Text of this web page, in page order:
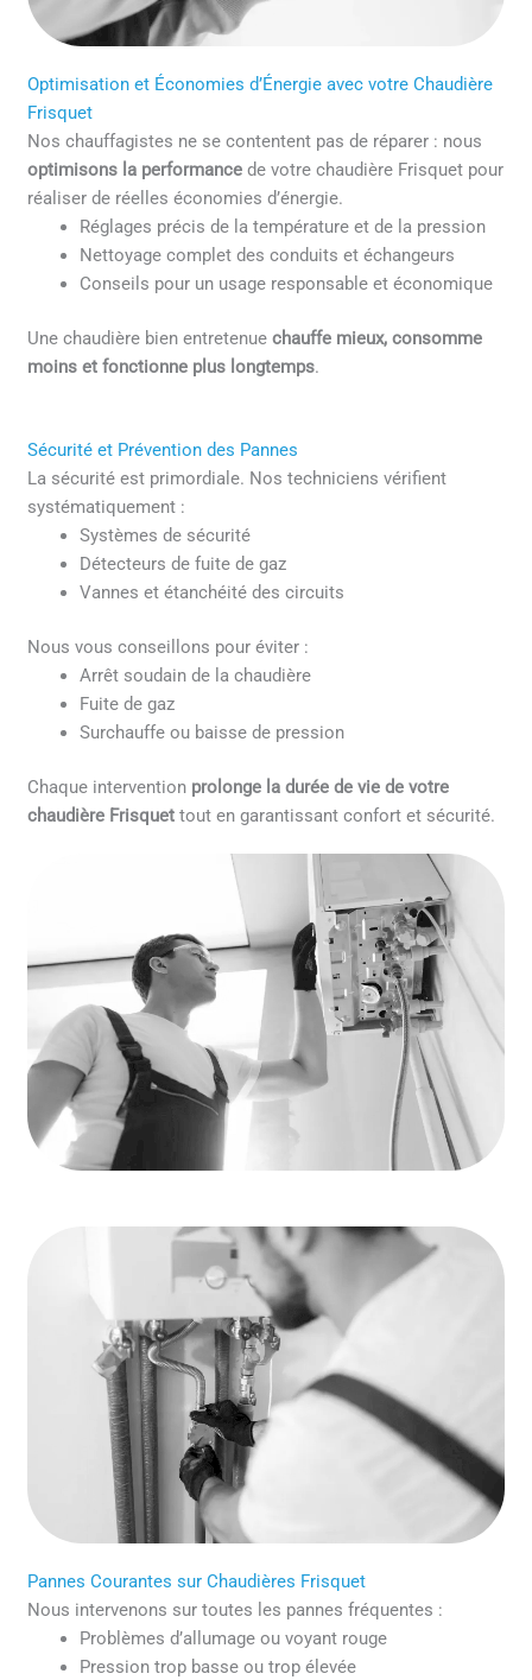
Optimisation et Économies d’Énergie avec votre Chaudière
Frisquet
Nos chauffagistes ne se contentent pas de réparer : nous
optimisons la performance de votre chaudière Frisquet pour
réaliser de réelles économies d’énergie.
Réglages précis de la température et de la pression
Nettoyage complet des conduits et échangeurs
Conseils pour un usage responsable et économique
Une chaudière bien entretenuechauffe mieux, consomme
moins et fonctionne plus longtemps.
Sécurité et Prévention des Pannes
La sécurité est primordiale. Nos techniciens vérifient
systématiquement :
Systèmes de sécurité
Détecteurs de fuite de gaz
Vannes et étanchéité des circuits
Nous vous conseillons pour éviter :
Arrêt soudain de la chaudière
Fuite de gaz
Surchauffe ou baisse de pression
Chaque intervention prolonge la durée de vie de votre
chaudière Frisquet tout en garantissant confort et sécurité.
Pannes Courantes sur Chaudières Frisquet
Nous intervenons sur toutes les pannes fréquentes :
Problèmes d’allumage ou voyant rouge
Pression trop basse ou trop élevée